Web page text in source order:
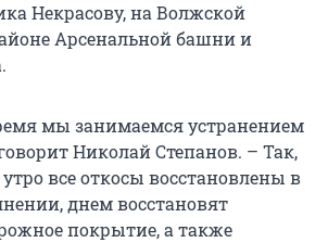
Некрасову, на Волжской
Арсенальной башни и
мы занимаемся устранением
Николай Степанов. – Так,
все откосы восстановлены в
днем восстановят
покрытие, а также